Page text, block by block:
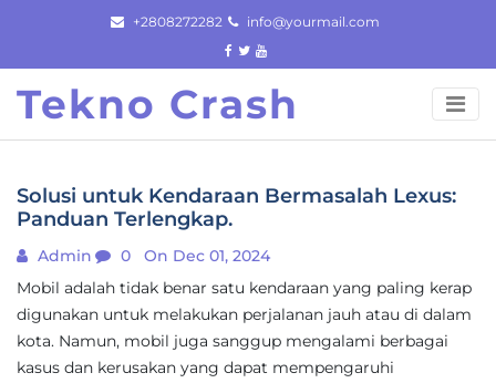
content
+2808272282 info@yourmail.com
Tekno Crash
Solusi untuk Kendaraan Bermasalah Lexus:
Panduan Terlengkap.
Admin 0
On Dec 01, 2024
Mobil adalah tidak benar satu kendaraan yang paling kerap
digunakan untuk melakukan perjalanan jauh atau di dalam
kota. Namun, mobil juga sanggup mengalami berbagai
kasus dan kerusakan yang dapat mempengaruhi